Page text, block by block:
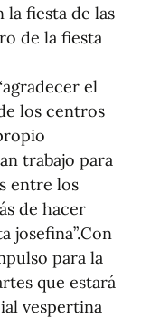
la fiesta de las
de la fiesta
el
los centros
trabajo para
entre los
de hacer
josefina”.Con
para la
que estará
vespertina